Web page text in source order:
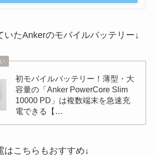
いたAnkerのモバイルバッテリー↓
初モバイルバッテリー！薄型・大
容量の「Anker PowerCore Slim
10000 PD」は複数端末を急速充
電できる【…
はこちらもおすすめ↓